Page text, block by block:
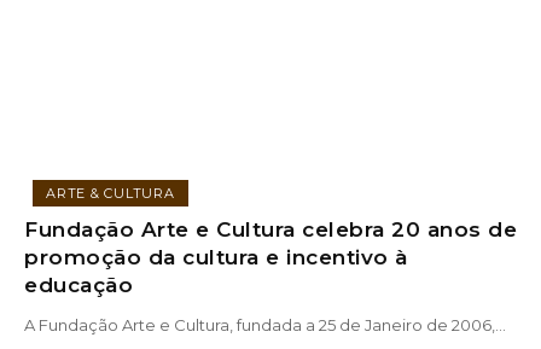
ARTE & CULTURA
Fundação Arte e Cultura celebra 20 anos de
promoção da cultura e incentivo à
educação
A Fundação Arte e Cultura, fundada a 25 de Janeiro de 2006,…